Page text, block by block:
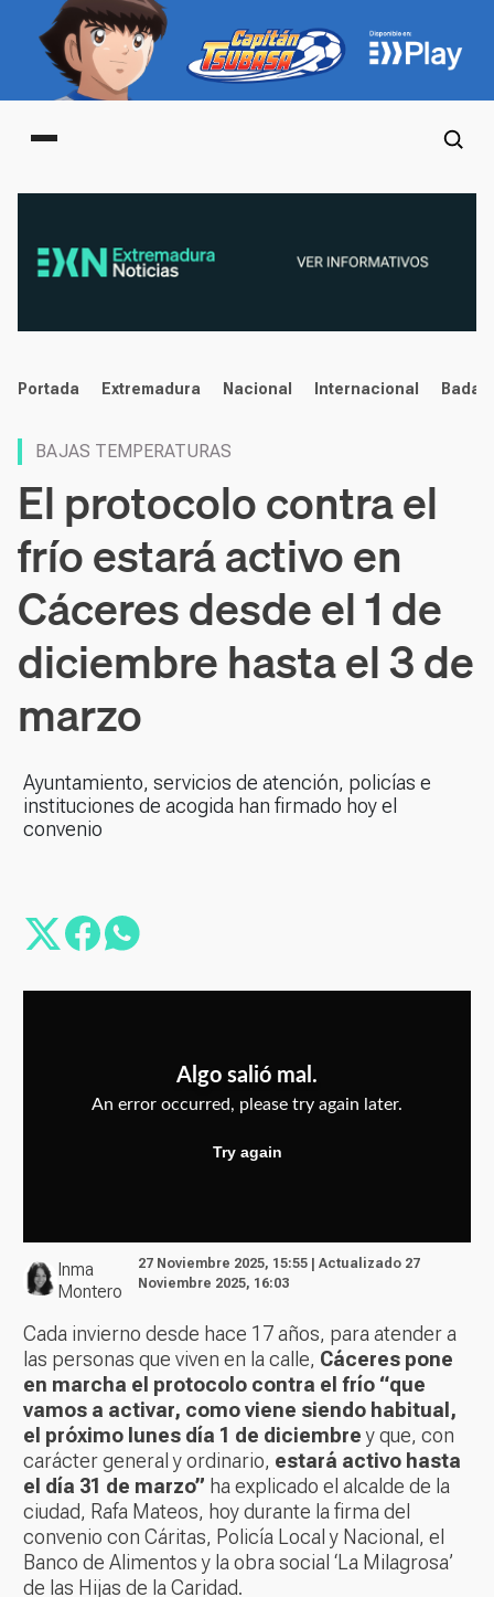
Main menu
noticias
Portada Extremadura Nacional Internacional
BAJAS TEMPERATURAS
El protocolo contra el
frío estará activo en
Cáceres desde el 1 de
diciembre hasta el 3 de
marzo
Ayuntamiento, servicios de atención, policías e
instituciones de acogida han firmado hoy el
convenio
Inma
Montero
27 Noviembre 2025, 15:55 | Actualizado 27
Noviembre 2025, 16:03
Cada invierno desde hace 17 años, para atender a
las personas que viven en la calle, Cáceres pone
en marcha el protocolo contra el frío “que
vamos a activar, como viene siendo habitual,
el próximo lunes día 1 de diciembrey que, con
carácter general y ordinario, estará activo hasta
el día 31 de marzo” ha explicado el alcalde de la
ciudad, Rafa Mateos, hoy durante la firma del
convenio con Cáritas, Policía Local y Nacional, el
Banco de Alimentos y la obra social ‘La Milagrosa’
de las Hijas de la Caridad.